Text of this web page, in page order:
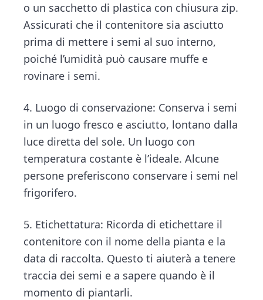
o un sacchetto di plastica con chiusura zip.
Assicurati che il contenitore sia asciutto
prima di mettere i semi al suo interno,
poiché l’umidità può causare muffe e
rovinare i semi.
4. Luogo di conservazione: Conserva i semi
in un luogo fresco e asciutto, lontano dalla
luce diretta del sole. Un luogo con
temperatura costante è l’ideale. Alcune
persone preferiscono conservare i semi nel
frigorifero.
5. Etichettatura: Ricorda di etichettare il
contenitore con il nome della pianta e la
data di raccolta. Questo ti aiuterà a tenere
traccia dei semi e a sapere quando è il
momento di piantarli.